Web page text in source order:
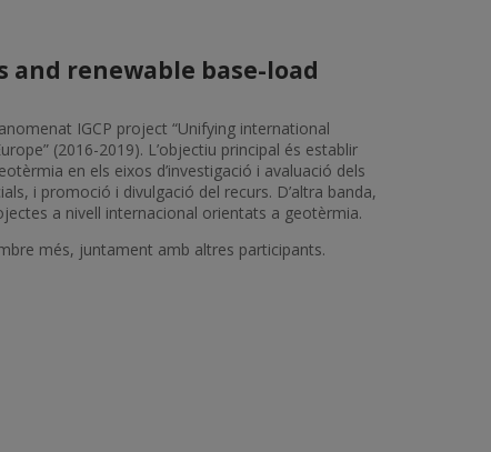
and renewable base-load
IGCP project “Unifying international
(2016-2019). L’objectiu principal és establir
en els eixos d’investigació i avaluació dels
i promoció i divulgació del recurs. D’altra banda,
a nivell internacional orientats a geotèrmia.
més, juntament amb altres participants.